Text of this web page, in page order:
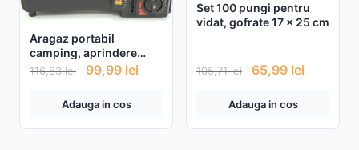
Aragaz portabil
camping, aprindere
automata, dubla
alimentare butelie sau
116,83lei 99,99 lei
Adauga in cos
Set 100 pungi pentru
vidat, gofrate 17 x 25 cm
105,71lei 65,99 lei
Adauga in cos